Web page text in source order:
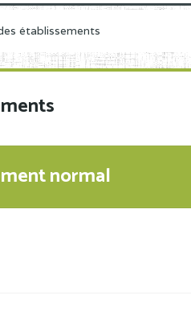
Inspection
Organigramme
établissements
normal